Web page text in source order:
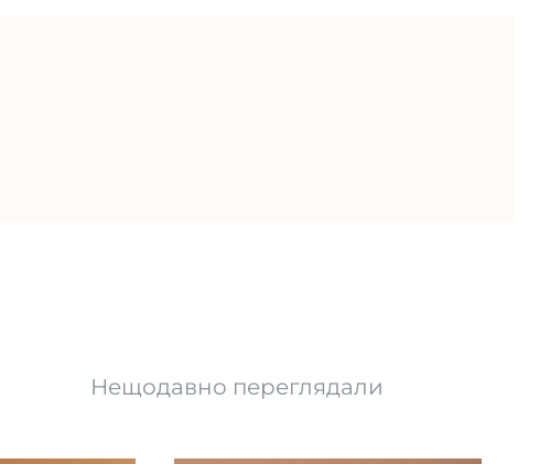
Нещодавно переглядали